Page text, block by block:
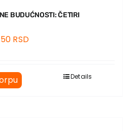
BUDUĆNOSTI: ČETIRI
RSD
Details